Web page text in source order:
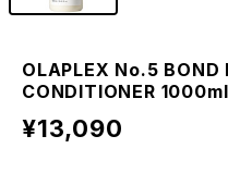
OLAPLEX No.5 BOND
CONDITIONER 1000ml
¥13,090